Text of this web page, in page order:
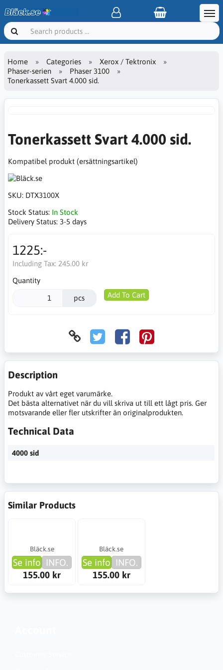
Home Categories
Xerox / Tektronix
Phaser-serien
Phaser 3100
Tonerkassett Svart 4.000 sid.
Tonerkassett Svart 4.000 sid.
Kompatibel produkt (ersättningsartikel)
SKU: DTX3100X
Stock Status: In Stock
Delivery Status: 3-5 days
1225:-
Including Tax: 245.00 kr
Quantity
pcs Add To Cart
Description
Produkt av vårt eget varumärke.
Det bästa alternativet när du vill skriva ut till ett lågt pris. Ger
motsvarande eller fler utskrifter än originalprodukten.
Technical Data
4000 sid
Similar Products
Bläck.se
Se info INFO.
155.00 kr
Bläck.se
Se info INFO.
155.00 kr